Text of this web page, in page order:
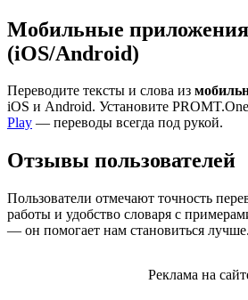
Мобильные
(iOS/Android)
Переводите тексты и слова из
iOS и Android. Установите
Play — переводы всегда под рукой.
Отзывы пользователей
Пользователи отмечают точность
работы и удобство словаря с
— он помогает нам становиться лучше.